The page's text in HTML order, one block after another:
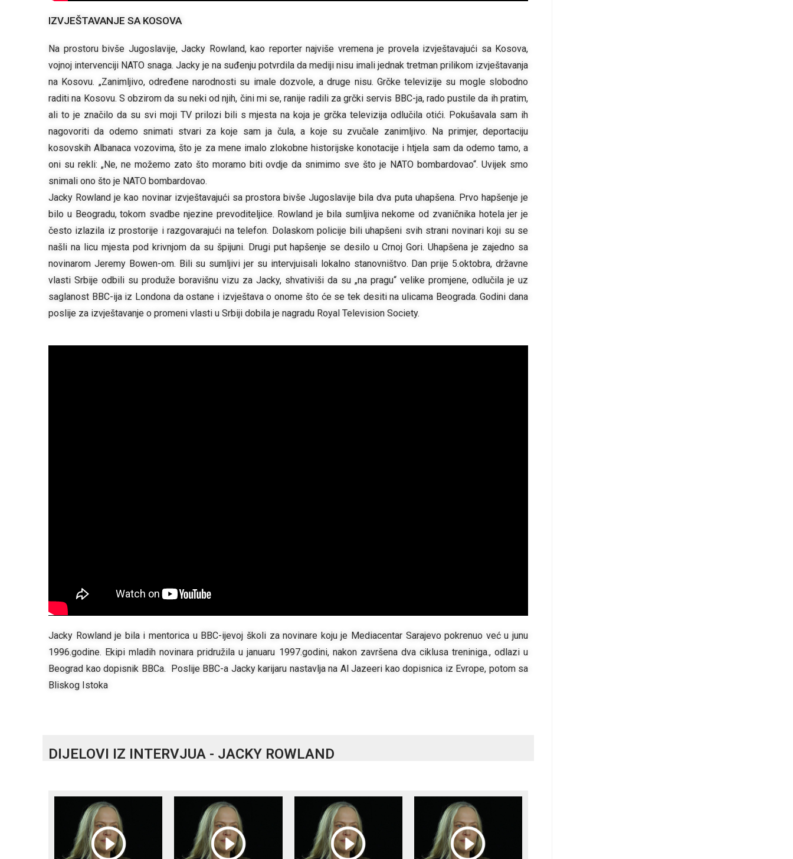
IZVJEŠTAVANJE SA KOSOVA
Na prostoru bivše Jugoslavije, Jacky Rowland, kao reporter najviše vremena je provela izvještavajući sa Kosova,
vojnoj intervenciji NATO snaga. Jacky je na suđenju potvrdila da mediji nisu imali jednak tretman prilikom izvještavanja
na Kosovu. „Zanimljivo, određene narodnosti su imale dozvole, a druge nisu. Grčke televizije su mogle slobodno
raditi na Kosovu. S obzirom da su neki od njih, čini mi se, ranije radili za grčki servis BBC-ja, rado pustile da ih pratim,
ali to je značilo da su svi moji TV prilozi bili s mjesta na koja je grčka televizija odlučila otići. Pokušavala sam ih
nagovoriti da odemo snimati stvari za koje sam ja čula, a koje su zvučale zanimljivo. Na primjer, deportaciju
kosovskih Albanaca vozovima, što je za mene imalo zlokobne historijske konotacije i htjela sam da odemo tamo, a
oni su rekli: „Ne, ne možemo zato što moramo biti ovdje da snimimo sve što je NATO bombardovao“. Uvijek smo
snimali ono što je NATO bombardovao.
Jacky Rowland je kao novinar izvještavajući sa prostora bivše Jugoslavije bila dva puta uhapšena. Prvo hapšenje je
bilo u Beogradu, tokom svadbe njezine prevoditeljice. Rowland je bila sumljiva nekome od zvaničnika hotela jer je
često izlazila iz prostorije i razgovarajući na telefon. Dolaskom policije bili uhapšeni svih strani novinari koji su se
našli na licu mjesta pod krivnjom da su špijuni. Drugi put hapšenje se desilo u Crnoj Gori. Uhapšena je zajedno sa
novinarom Jeremy Bowen-om. Bili su sumljivi jer su intervjuisali lokalno stanovništvo. Dan prije 5.oktobra, državne
vlasti Srbije odbili su produže boravišnu vizu za Jacky, shvativiši da su „na pragu“ velike promjene, odlučila je uz
saglanost BBC-ija iz Londona da ostane i izvještava o onome što će se tek desiti na ulicama Beograda. Godini dana
poslije za izvještavanje o promeni vlasti u Srbiji dobila je nagradu Royal Television Society.
Jacky Rowland je bila i mentorica u BBC-ijevoj školi za novinare koju je Mediacentar Sarajevo pokrenuo već u junu
1996.godine. Ekipi mladih novinara pridružila u januaru 1997.godini, nakon završena dva ciklusa treniniga., odlazi u
Beograd kao dopisnik BBCa. Poslije BBC-a Jacky karijaru nastavlja na Al Jazeeri kao dopisnica iz Evrope, potom sa
Bliskog Istoka
DIJELOVI IZ INTERVJUA - JACKY ROWLAND